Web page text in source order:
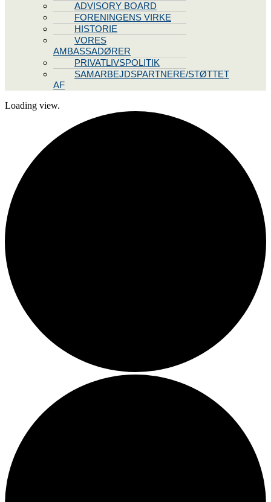
ADVISORY BOARD
FORENINGENS VIRKE
HISTORIE
VORES
AMBASSADØRER
PRIVATLIVSPOLITIK
SAMARBEJDSPARTNERE/STØTTET
AF
Loading view.